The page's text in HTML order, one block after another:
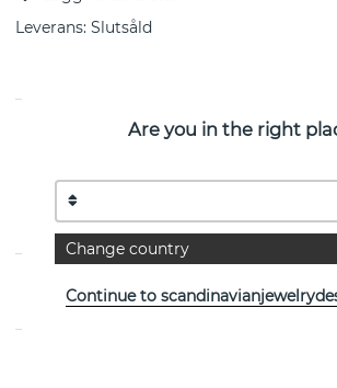
Leverans: Slutsåld
PRODUKTBESKRIVNING
DIA 0.07CT i sterlingsilver från danska
cm. OBS ! endast hängsmycke.
3533028
EGENSKAPER
Are you in the right
Change country
Continue to